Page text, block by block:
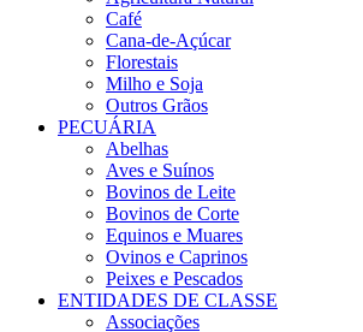
Café
Cana-de-Açúcar
Florestais
Milho e Soja
Outros Grãos
PECUÁRIA
Abelhas
Aves e Suínos
Bovinos de Leite
Bovinos de Corte
Equinos e Muares
Ovinos e Caprinos
Peixes e Pescados
ENTIDADES DE CLASSE
Associações